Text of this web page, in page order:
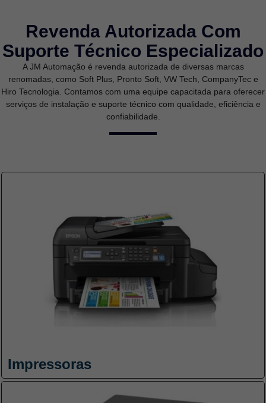
Revenda Autorizada Com
Suporte Técnico Especializado
A JM Automação é revenda autorizada de diversas marcas
renomadas, como Soft Plus, Pronto Soft, VW Tech, CompanyTec e
Hiro Tecnologia. Contamos com uma equipe capacitada para oferecer
serviços de instalação e suporte técnico com qualidade, eficiência e
confiabilidade.
Impressoras